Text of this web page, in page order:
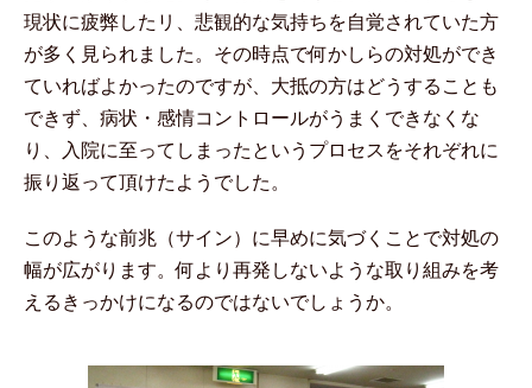
現状に疲弊したリ、悲観的な気持ちを自覚されていた方
が多く見られました。その時点で何かしらの対処ができ
ていればよかったのですが、大抵の方はどうすることも
できず、病状・感情コントロールがうまくできなくな
り、入院に至ってしまったというプロセスをそれぞれに
振り返って頂けたようでした。
このような前兆（サイン）に早めに気づくことで対処の
幅が広がります。何より再発しないような取り組みを考
えるきっかけになるのではないでしょうか。